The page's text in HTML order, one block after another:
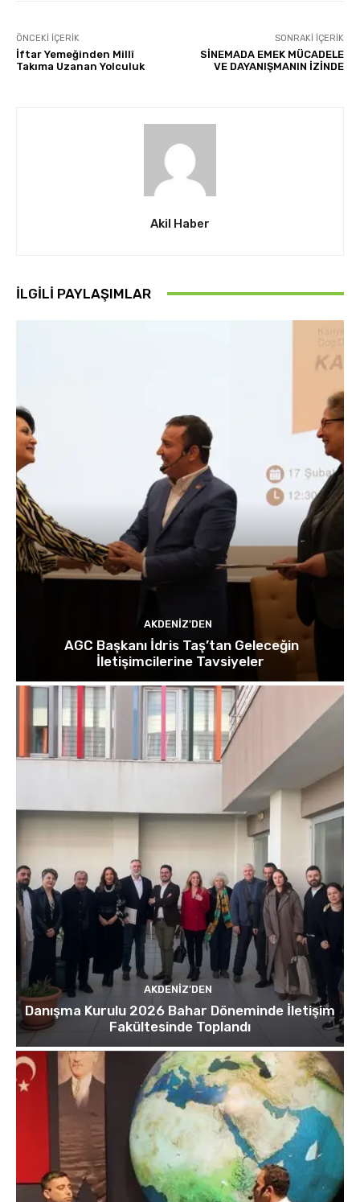
ÖNCEKI İÇERIK
İftar Yemeğinden Millî
Takıma Uzanan Yolculuk
SONRAKI İÇERIK
SİNEMADA EMEK MÜCADELE
VE DAYANIŞMANIN İZİNDE
Akil Haber
İLGİLİ PAYLAŞIMLAR
AKDENIZ'DEN
AGC Başkanı İdris Taş’tan Geleceğin
İletişimcilerine Tavsiyeler
AKDENIZ'DEN
Danışma Kurulu 2026 Bahar Döneminde İletişim
Fakültesinde Toplandı